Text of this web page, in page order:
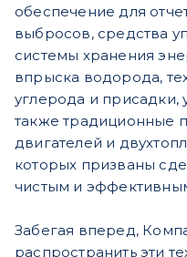
обеспечение для
выбросов, средства
системы хранения
впрыска водорода,
углерода и присадки,
также традиционные
двигателей и
которых призваны
чистым и
Забегая вперед,
распространить эти